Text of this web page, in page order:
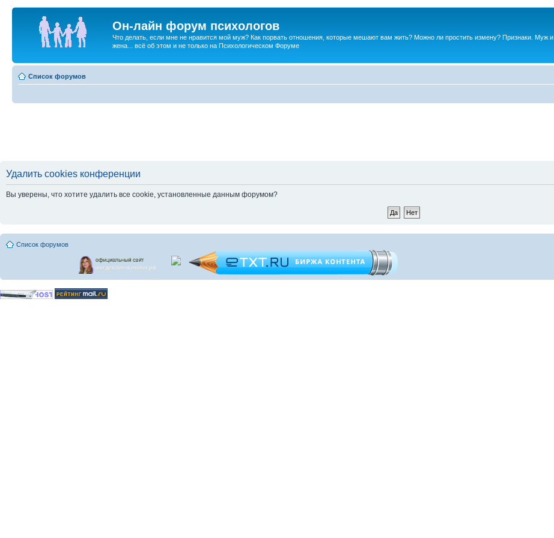
Он-лайн форум психологов
Что делать, если мне не нравится мой муж? Как порвать отношения, которые мешают вам жить? Можно ли простить измену? Признаки. Муж и
жена... всё об этом и не только на Психологическом Форуме
Список форумов
Удалить cookies конференции
Вы уверены, что хотите удалить все cookie, установленные данным форумом?
Список форумов